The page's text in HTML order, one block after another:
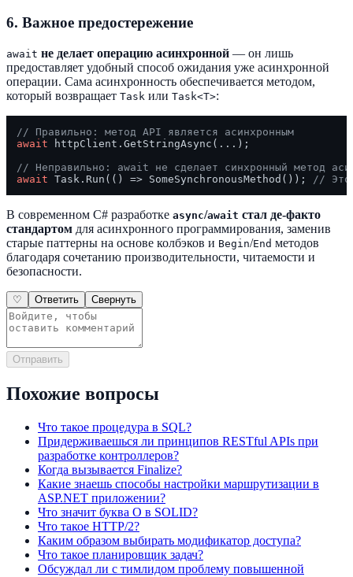
6. Важное предостережение
await не делает операцию асинхронной — он лишь
предоставляет удобный способ ожидания уже асинхронной
операции. Сама асинхронность обеспечивается методом,
который возвращает Task или Task<T>:
// Правильно: метод API является асинхронным
await httpClient.GetStringAsync(...);
// Неправильно: await не сделает синхронный метод
await Task.Run(() => SomeSynchronousMethod()); // Это
В современном C# разработке async/await стал де-факто
стандартом для асинхронного программирования, заменив
старые паттерны на основе колбэков и Begin/End методов
благодаря сочетанию производительности, читаемости и
безопасности.
♡ Ответить Свернуть
Отправить
Похожие вопросы
Что такое процедура в SQL?
Придерживаешься ли принципов RESTful APIs при
разработке контроллеров?
Когда вызывается Finalize?
Какие знаешь способы настройки маршрутизации в
ASP.NET приложении?
Что значит буква O в SOLID?
Что такое HTTP/2?
Каким образом выбирать модификатор доступа?
Что такое планировщик задач?
Обсуждал ли с тимлидом проблему повышенной